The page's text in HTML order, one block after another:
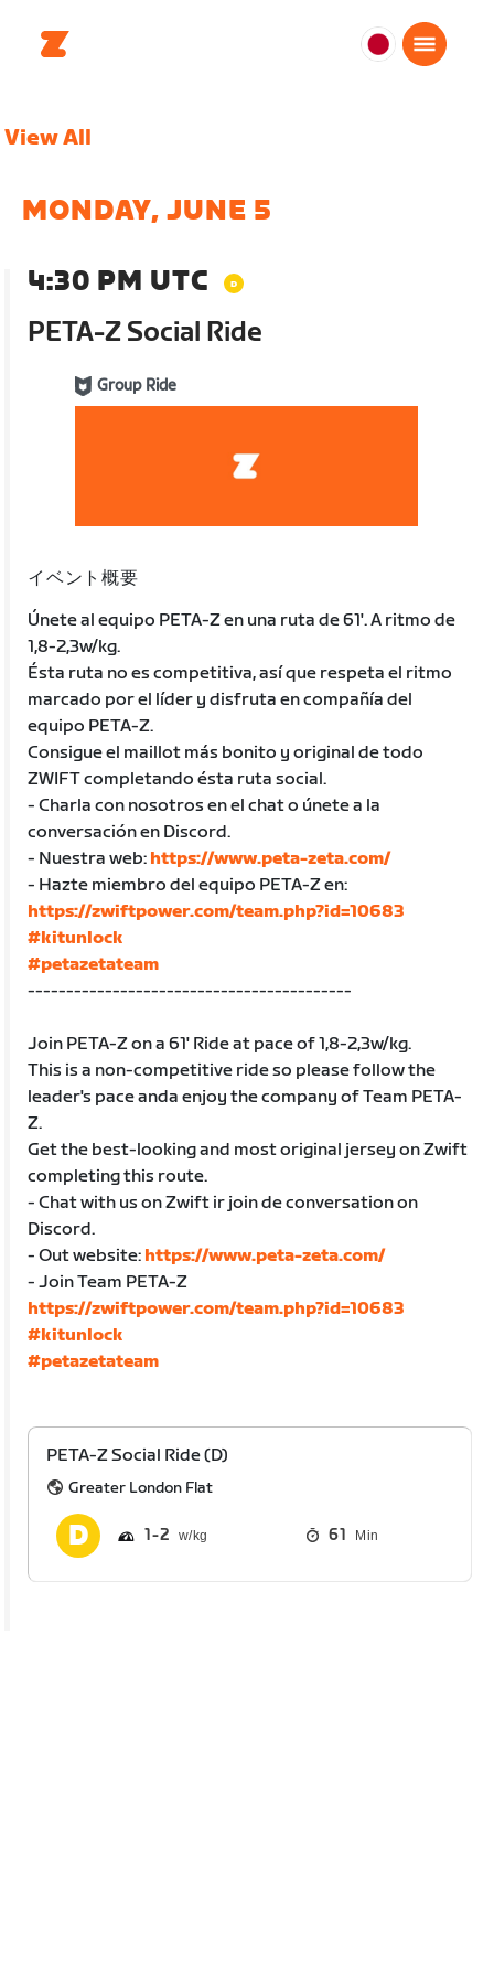
日
View All
MONDAY, JUNE 5
4:30 PM UTC
PETA-Z Social Ride
Group Ride
イベント概要
Únete al equipo PETA-Z en una ruta de 61'. A ritmo de
1,8-2,3w/kg.
Ésta ruta no es competitiva, así que respeta el ritmo
marcado por el líder y disfruta en compañía del
equipo PETA-Z.
Consigue el maillot más bonito y original de todo
ZWIFT completando ésta ruta social.
- Charla con nosotros en el chat o únete a la
conversación en Discord.
- Nuestra web: https://www.peta-zeta.com/
- Hazte miembro del equipo PETA-Z en:
https://zwiftpower.com/team.php?id=10683
#kitunlock
#petazetateam
------------------------------------------
Join PETA-Z on a 61' Ride at pace of 1,8-2,3w/kg.
This is a non-competitive ride so please follow the
leader's pace anda enjoy the company of Team PETA-
Z.
Get the best-looking and most original jersey on Zwift
completing this route.
- Chat with us on Zwift ir join de conversation on
Discord.
- Out website: https://www.peta-zeta.com/
- Join Team PETA-Z
https://zwiftpower.com/team.php?id=10683
#kitunlock
#petazetateam
PETA-Z Social Ride (D)
Greater London Flat
1 2 61 Min